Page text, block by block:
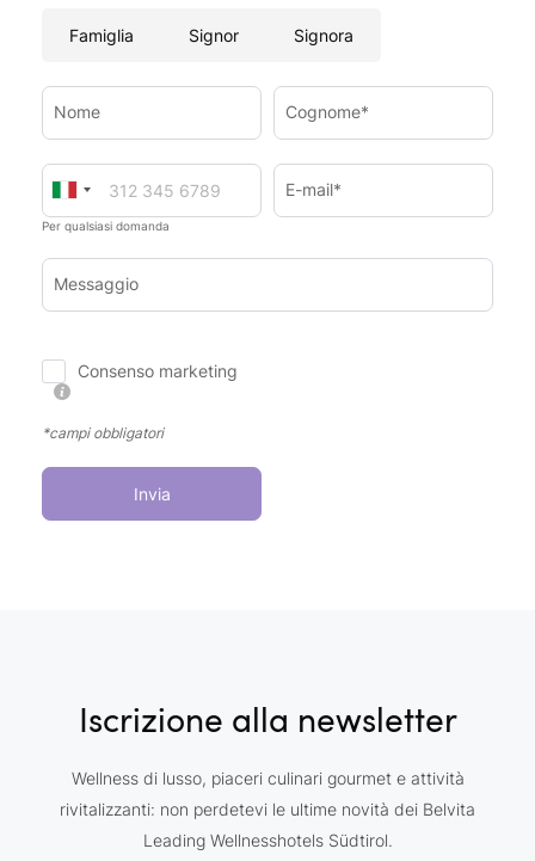
Famiglia Signor Signora
Nome Cognome*
Per qualsiasi domanda
E-mail*
Messaggio
Consenso marketing
*campi obbligatori
Invia
Iscrizione alla newsletter
Wellness di lusso, piaceri culinari gourmet e attività
rivitalizzanti: non perdetevi le ultime novità dei Belvita
Leading Wellnesshotels Südtirol.